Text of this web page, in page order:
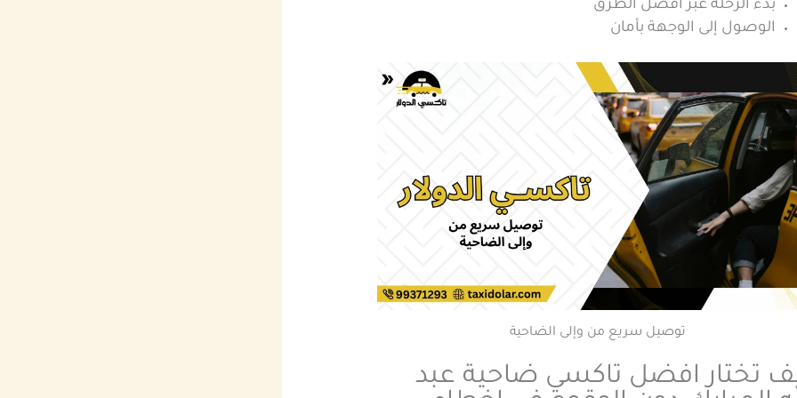
بدء الرحلة عبر أفضل الطرق
الوصول إلى الوجهة بأمان
توصيل سريع من وإلى الضاحية
تختار افضل تاكسي ضاحية عبد